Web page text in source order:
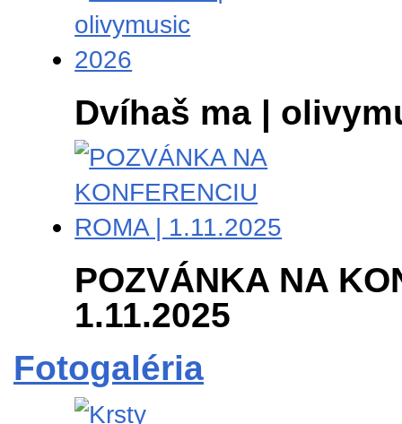
Dvíhaš ma |
POZVÁNKA NA
1.11.2025
Fotogaléria